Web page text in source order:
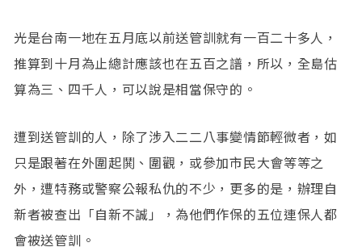
光是台南一地在五月底以前送管訓就有一百二十多人，
推算到十月為止總計應該也在五百之譜，所以，全島估
算為三、四千人，可以說是相當保守的。
遭到送管訓的人，除了涉入二二八事變情節輕微者，如
只是跟著在外圍起鬨、圍觀，或參加市民大會等等之
外，遭特務或警察公報私仇的不少，更多的是，辦理自
新者被查出「自新不誠」，為他們作保的五位連保人都
會被送管訓。